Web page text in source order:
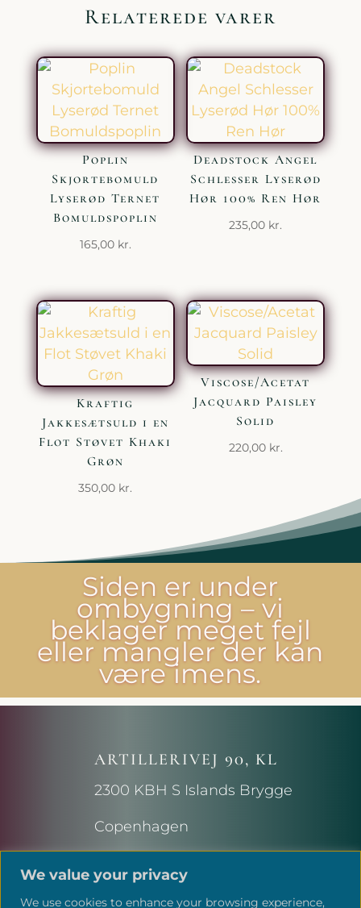
We value your privacy
We use cookies to enhance your browsing experience,
Relaterede varer
Poplin
Skjortebomuld
Lyserød Ternet
Bomuldspoplin
165,00 kr.
Deadstock Angel
Schlesser Lyserød
Hør 100% Ren Hør
235,00 kr.
Kraftig
Jakkesætsuld i en
Flot Støvet Khaki
Grøn
350,00 kr.
Viscose/Acetat
Jacquard Paisley
Solid
220,00 kr.
Siden er under
ombygning – vi
beklager meget fejl
eller mangler der kan
være imens.
ARTILLERIVEJ 90, KL
2300 KBH S Islands Brygge
Copenhagen